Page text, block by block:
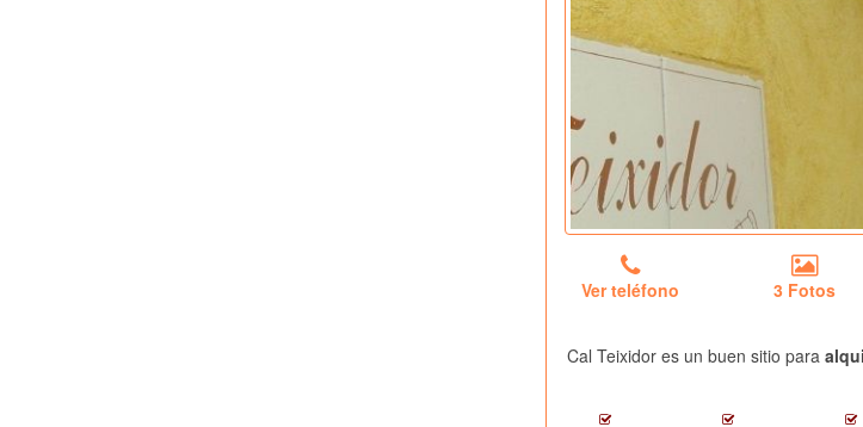
Ver teléfono 3 Fotos
Cal Teixidor es un buen sitio para